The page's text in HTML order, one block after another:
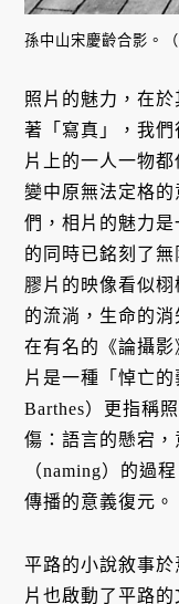
孫中山宋慶齡合影。
照片的魅力，在
著「寫真」，我
片上的一人一物
變中原無法定格
們，相片的魅力
的同時已銘刻了
膠片的映像看似
的流淌，生命的消
在有名的《論攝影
片是一種「悼亡
Barthes）更指稱
傷：語言的懸宕
（naming）的過
傳播的意義復元。
平路的小說敘事
片也啟動了平路